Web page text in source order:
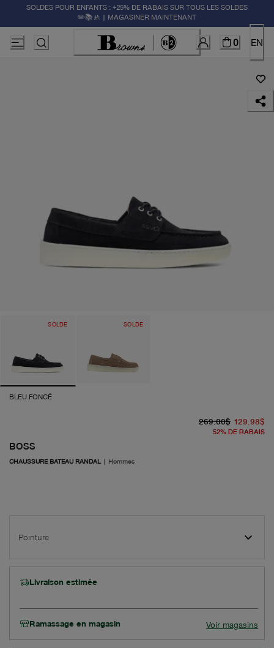
SOLDES POUR ENFANTS : +25% DE RABAIS SUR TOUS LES SOLDES
✏️📚🚸 | MAGASINER MAINTENANT
0 EN
SOLDE SOLDE
BLEU FONCÉ
BOSS
CHAUSSURE BATEAU RANDAL | Hommes
269.00$ 129.98$
52% DE RABAIS
Pointure
Livraison estimée
Ramassage en magasin Voir magasins